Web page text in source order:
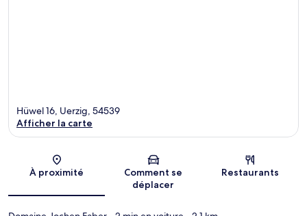
Carte
Hüwel 16, Uerzig, 54539
Afficher la carte
À proximité
Comment se
déplacer
Restaurants